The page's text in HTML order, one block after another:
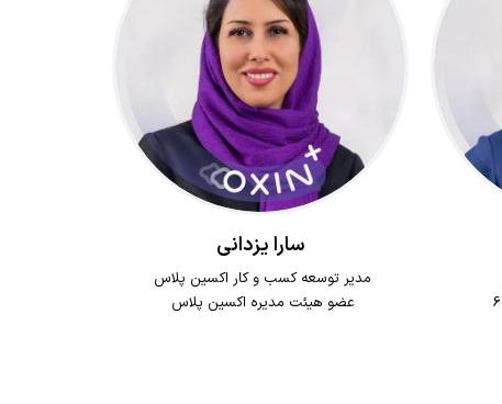
سارا یزدانی
مدیر توسعه کسب و کار اکسین پلاس
عضو هیئت مدیره اکسین پلاس